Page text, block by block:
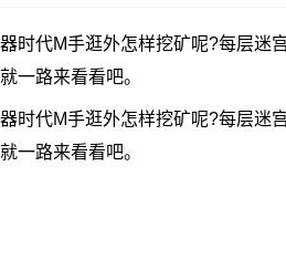
代M手逛外怎样挖矿呢?每层迷宫
一路来看看吧。
代M手逛外怎样挖矿呢?每层迷宫
一路来看看吧。